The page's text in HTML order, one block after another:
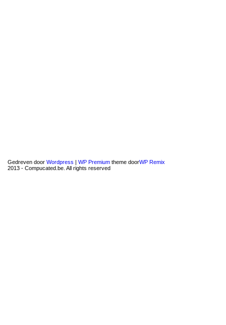
Gedreven door Wordpress | WP Premium theme doorWP Remix
2013 - Compucated.be. All rights reserved